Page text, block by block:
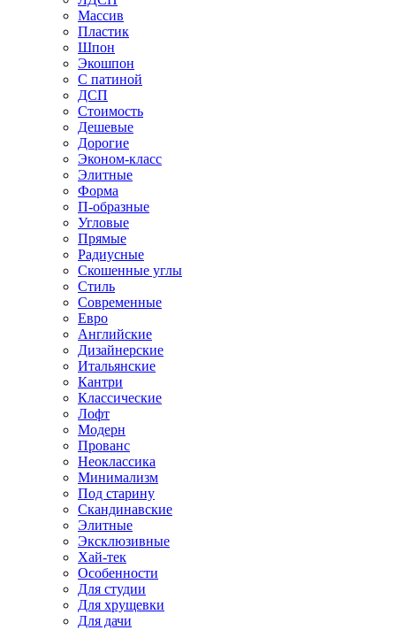
Массив
Пластик
Шпон
Экошпон
С патиной
ДСП
Стоимость
Дешевые
Дорогие
Эконом-класс
Элитные
Форма
П-образные
Угловые
Прямые
Радиусные
Скошенные углы
Стиль
Современные
Евро
Английские
Дизайнерские
Итальянские
Кантри
Классические
Лофт
Модерн
Прованс
Неоклассика
Минимализм
Под старину
Скандинавские
Элитные
Эксклюзивные
Хай-тек
Особенности
Для студии
Для хрущевки
Для дачи